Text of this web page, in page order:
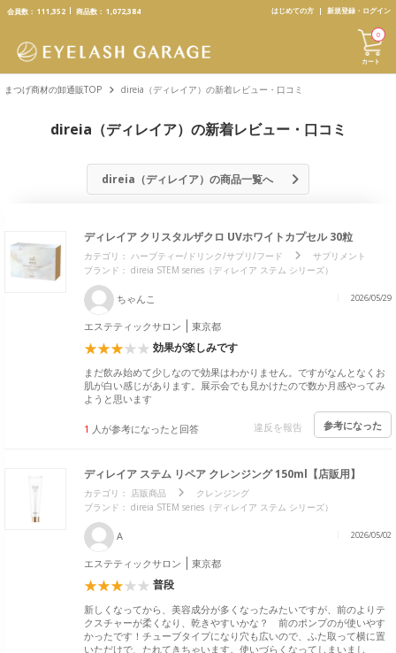
text.skipToContent
text.skipToNavigation
会員数： 111,352 商品数： 1,072,384 はじめての方 新規登録・ログイン
カート
0
まつげ商材の卸通販TOP direia（ディレイア）の新着レビュー・口コミ
direia（ディレイア）の新着レビュー・口コミ
direia（ディレイア）の商品一覧へ
ディレイア クリスタルザクロ UVホワイトカプセル 30粒
カテゴリ： ハーブティー/ドリンク/サプリ/フード
サプリメント
ブランド： direia STEM series（ディレイア ステム シリーズ）
ちゃんこ 2026/05/29
エステティックサロン 東京都
効果が楽しみです
まだ飲み始めて少しなので効果はわかりません。ですがなんとなくお
肌が白い感じがあります。展示会でも見かけたので数か月感やってみ
ようと思います
1 人が参考になったと回答 違反を報告 参考になった
ディレイア ステム リペア クレンジング 150ml【店販用】
カテゴリ： 店販商品
クレンジング
ブランド： direia STEM series（ディレイア ステム シリーズ）
A 2026/05/02
エステティックサロン 東京都
普段
新しくなってから、美容成分が多くなったみたいですが、前のよりテ
クスチャーが柔くなり、乾きやすいかな？ 前のポンプのが使いやす
かったです！チューブタイプになり穴も広いので、ふた取って横に置
いただけで、たれてきちゃいます。使いづらくなってしまいまし